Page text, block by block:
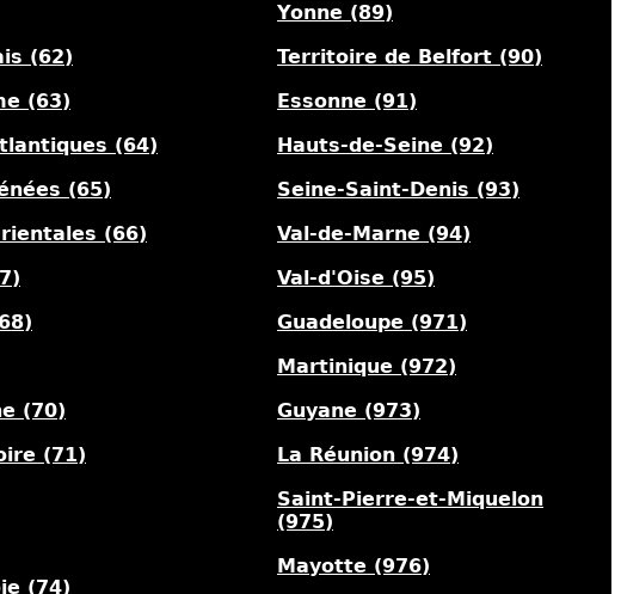
(62)
(63)
(64)
(65)
(66)
(70)
(71)
(74)
Yonne (89)
Territoire de Belfort (90)
Essonne (91)
Hauts-de-Seine (92)
Seine-Saint-Denis (93)
Val-de-Marne (94)
Val-d'Oise (95)
Guadeloupe (971)
Martinique (972)
Guyane (973)
La Réunion (974)
Saint-Pierre-et-Miquelon
(975)
Mayotte (976)